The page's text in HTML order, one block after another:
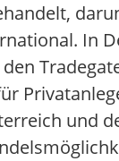
In
und